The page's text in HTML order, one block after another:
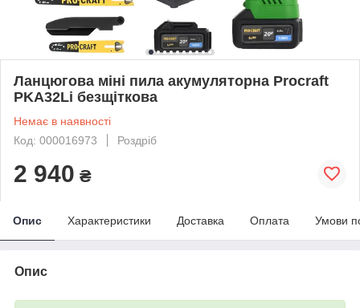
Ланцюгова міні пила акумуляторна Procraft
PKA32Li безщіткова
Немає в наявності
Код: 000016973
Роздріб
2 940 ₴
Опис Характеристики Доставка Оплата Умови
Опис